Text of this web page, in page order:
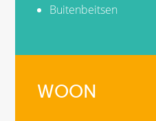
Buitenbeitsen
WOON